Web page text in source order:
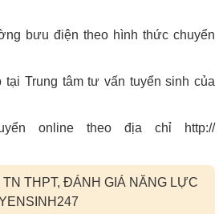
bưu điện theo hình thức chuyển
Trung tâm tư vấn tuyển sinh của
online theo địa chỉ http://
THPT, ĐÁNH GIÁ NĂNG LỰC